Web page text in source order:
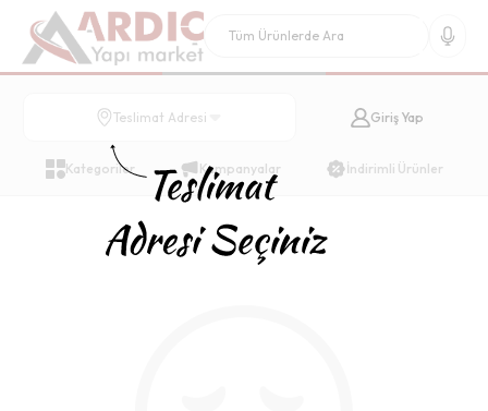
Teslimat Adresi Giriş Yap
Kategoriler Kampanyalar İndirimli Ürünler